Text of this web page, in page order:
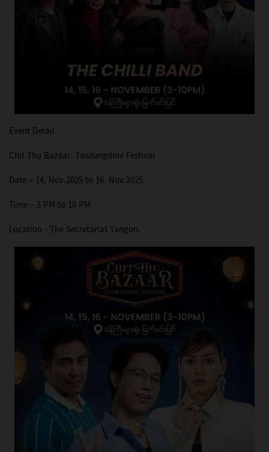
Event Detail
Chit Thu Bazaar: Tasaungdine Festival
Date – 14. Nov.2025 to 16. Nov.2025
Time – 3 PM to 10 PM
Location - The Secretariat Yangon.